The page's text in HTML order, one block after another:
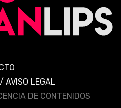
/ AVISO LEGAL
DE CONTENIDOS